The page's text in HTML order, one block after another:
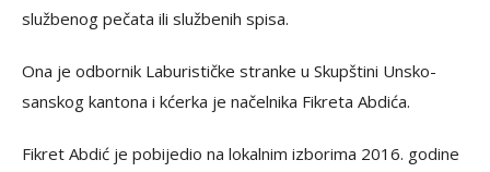
službenog pečata ili službenih spisa.
Ona je odbornik Laburističke stranke u Skupštini Unsko-
sanskog kantona i kćerka je načelnika Fikreta Abdića.
Fikret Abdić je pobijedio na lokalnim izborima 2016. godine